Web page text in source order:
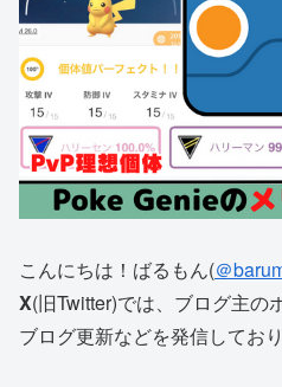
こんにちは！ばるもん(＠
X(旧Twitter)では、ブログ主の
ブログ更新などを発信しており